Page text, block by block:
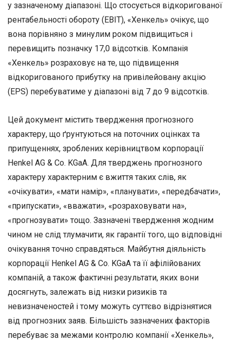
у зазначеному діапазоні. Що стосується відкоригованої
рентабельності обороту (EBIT), «Хенкель» очікує, що
вона порівняно з минулим роком підвищиться і
перевищить позначку 17,0 відсотків. Компанія
«Хенкель» розраховує на те, що підвищення
відкоригованого прибутку на привілейовану акцію
(EPS) перебуватиме у діапазоні від 7 до 9 відсотків.
Цей документ містить твердження прогнозного
характеру, що ґрунтуються на поточних оцінках та
припущеннях, зроблених керівництвом корпорації
Henkel AG & Co. KGaA. Для тверджень прогнозного
характеру характерним є вжиття таких слів, як
«очікувати», «мати намір», «планувати», «передбачати»,
«припускати», «вважати», «розраховувати на»,
«прогнозувати» тощо. Зазначені твердження жодним
чином не слід тлумачити, як гарантії того, що відповідні
очікування точно справдяться. Майбутня діяльність
корпорації Henkel AG & Co. KGaA та її афілійованих
компаній, а також фактичні результати, яких вони
досягнуть, залежать від низки ризиків та
невизначеностей і тому можуть суттєво відрізнятися
від прогнозних заяв. Більшість зазначених факторів
перебуває за межами контролю компанії «Хенкель»,